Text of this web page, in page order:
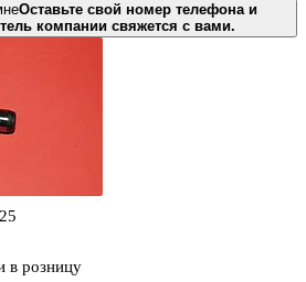
Оставьте свой номер телефона и
компании свяжется с вами.
в розницу